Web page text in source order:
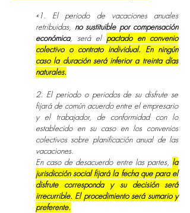
«1. El periodo de vacaciones anuales
retribuidas, no sustituible por compensación
económica, será el pactado en convenio
colectivo o contrato individual. En ningún
caso la duración será inferior a treinta días
naturales.
2. El periodo o periodos de su disfrute se
fijará de común acuerdo entre el empresario
y el trabajador, de conformidad con lo
establecido en su caso en los convenios
colectivos sobre planificación anual de las
vacaciones.
En caso de desacuerdo entre las partes, la
jurisdicción social fijará la fecha que para el
disfrute corresponda y su decisión será
irrecurrible. El procedimiento será sumario y
preferente.